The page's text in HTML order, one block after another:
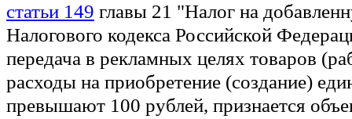
статьи 149 главы 21 "Налог на
Налогового кодекса Российской
передача в рекламных целях товаров
расходы на приобретение (создание)
превышают 100 рублей, признается